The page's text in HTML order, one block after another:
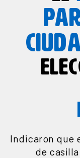
Indicaron que
de